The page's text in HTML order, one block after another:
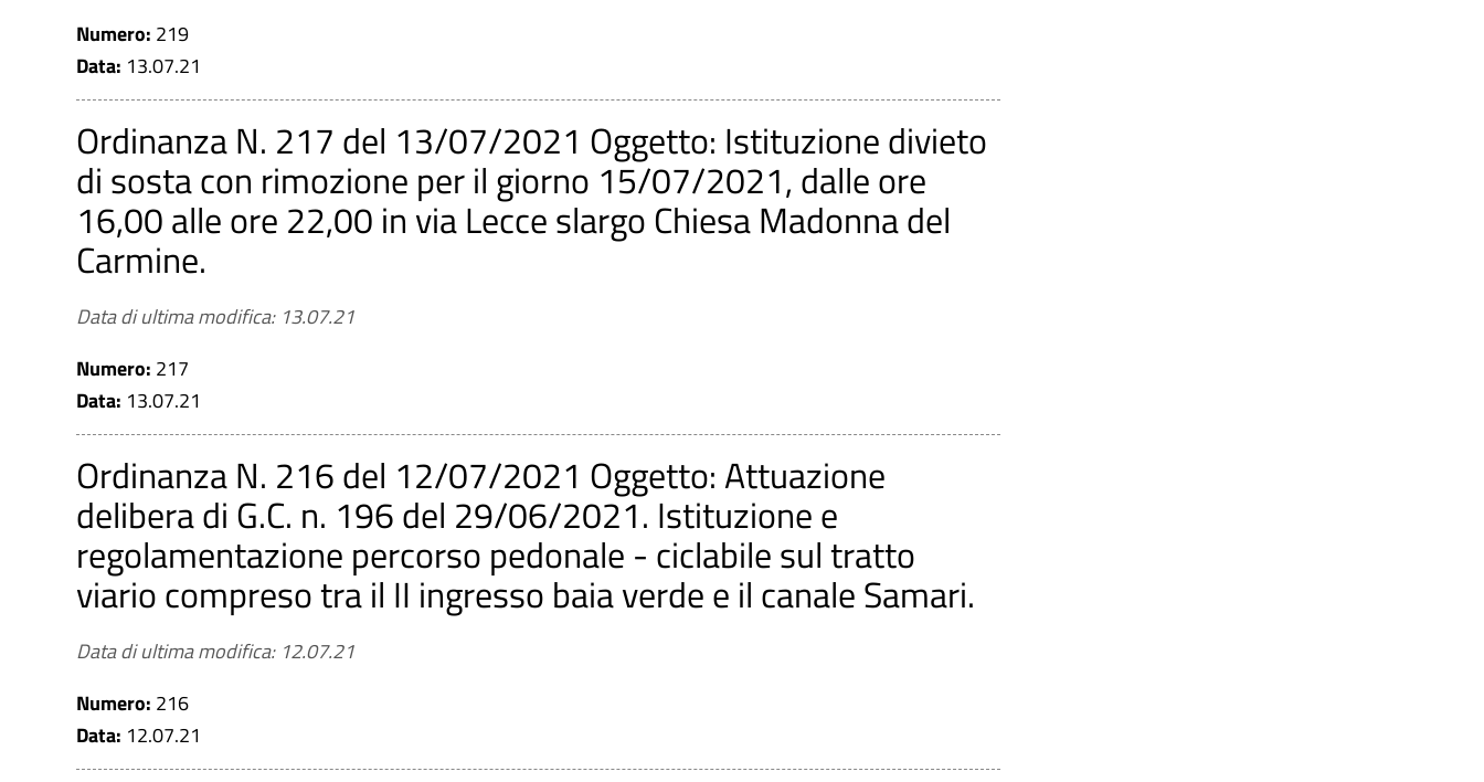
Numero: 219
Data: 13.07.21
Ordinanza N. 217 del 13/07/2021 Oggetto: Istituzione divieto
di sosta con rimozione per il giorno 15/07/2021, dalle ore
16,00 alle ore 22,00 in via Lecce slargo Chiesa Madonna del
Carmine.
Data di ultima modifica: 13.07.21
Numero: 217
Data: 13.07.21
Ordinanza N. 216 del 12/07/2021 Oggetto: Attuazione
delibera di G.C. n. 196 del 29/06/2021. Istituzione e
regolamentazione percorso pedonale - ciclabile sul tratto
viario compreso tra il II ingresso baia verde e il canale Samari.
Data di ultima modifica: 12.07.21
Numero: 216
Data: 12.07.21